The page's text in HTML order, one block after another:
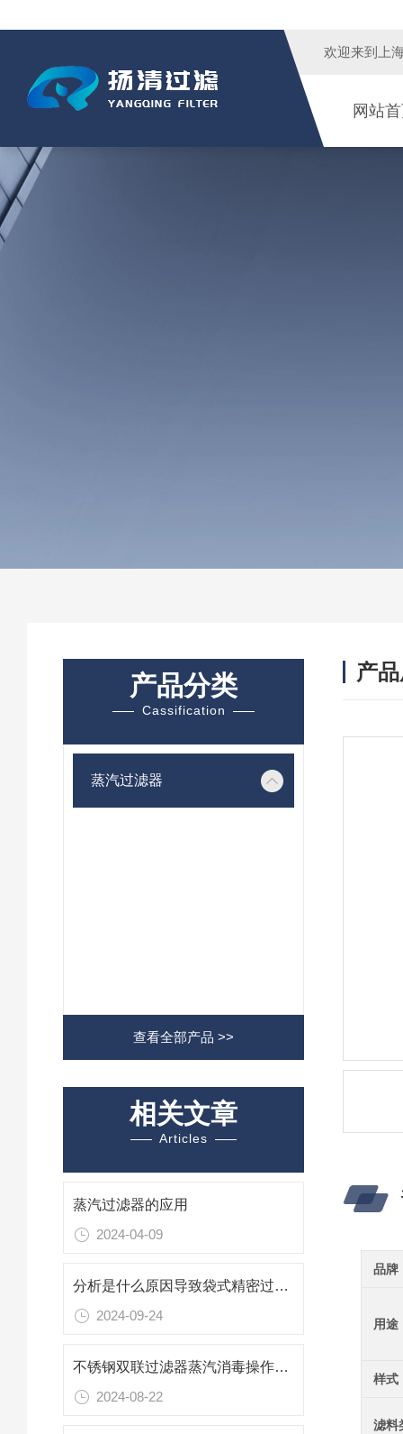
欢迎来到 上
网站
产品分类
Cassification
蒸汽过滤器
查看全部产品 >>
相关文章
Articles
蒸汽过滤器的应用
2024-04-09
分析是什么原因导致袋式精密过滤器过滤液出现浑浊
2024-09-24
不锈钢双联过滤器蒸汽消毒操作规程
2024-08-22
产
品牌
用途
样式
滤料